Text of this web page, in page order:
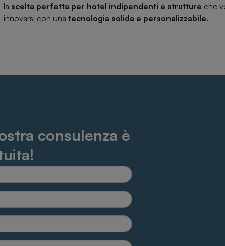
la scelta perfetta per hotel indipendenti e strutture che
innovarsi con una tecnologia solida e personalizzabile.
consulenza è